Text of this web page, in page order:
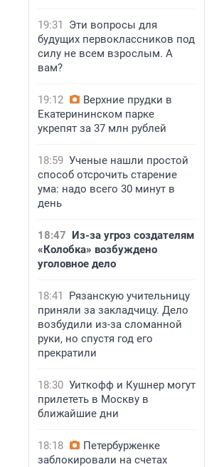
19:31
Эти вопросы для
будущих первоклассников под
силу не всем взрослым. А
вам?
19:12
Верхние прудки в
Екатерининском парке
укрепят за 37 млн рублей
18:59 Ученые нашли простой
способ отсрочить старение
ума: надо всего 30 минут в
день
18:47 Из-за угроз создателям
«Колобка» возбуждено
уголовное дело
18:41
Рязанскую учительницу
приняли за закладчицу. Дело
возбудили из-за сломанной
руки, но спустя год его
прекратили
18:30 Уиткофф и Кушнер могут
прилететь в Москву в
ближайшие дни
18:18
Петербурженке
заблокировали на счетах